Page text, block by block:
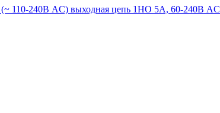
(~ 110-240В AC) выходная цепь 1НО 5А, 60-240В AC